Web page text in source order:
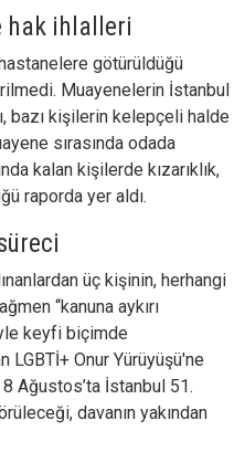
hak ihlalleri
götürüldüğü
Muayenelerin İstanbul
bazı kişilerin kelepçeli halde
sırasında odada
kalan kişilerde kızarıklık,
raporda yer aldı.
üç kişinin, herhangi
“kanuna aykırı
keyfi biçimde
LGBTİ+ Onur Yürüyüşü'ne
8 Ağustos’ta İstanbul 51.
davanın yakından